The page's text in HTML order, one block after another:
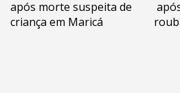
de
após morte suspeita de
criança em Maricá